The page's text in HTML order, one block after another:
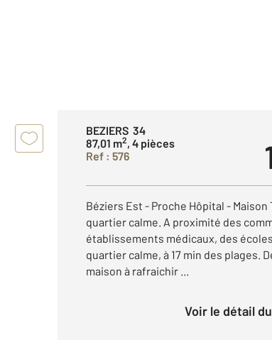
BEZIERS 34
87,01 m2, 4 pièces
Ref : 576
Béziers Est - Proche Hôpital - Maison
quartier calme. A proximité des
établissements médicaux, des
quartier calme, à 17 min des plages.
maison à rafraichir ...
Voir le détail